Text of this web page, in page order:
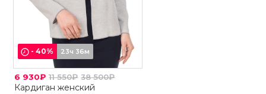
-40% 23ч 36м
6 930₽ 11 550₽ 38 500₽
Кардиган женский